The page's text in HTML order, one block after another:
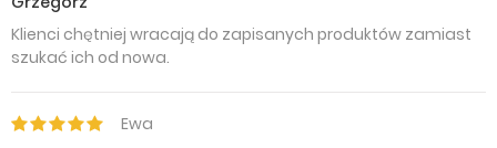
Klienci chętniej wracają do zapisanych produktów zamiast
szukać ich od nowa.
Ewa